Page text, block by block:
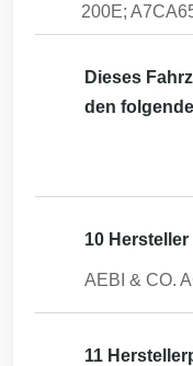
200E;
Dieses
den
10 Hersteller
AEBI & CO.
11